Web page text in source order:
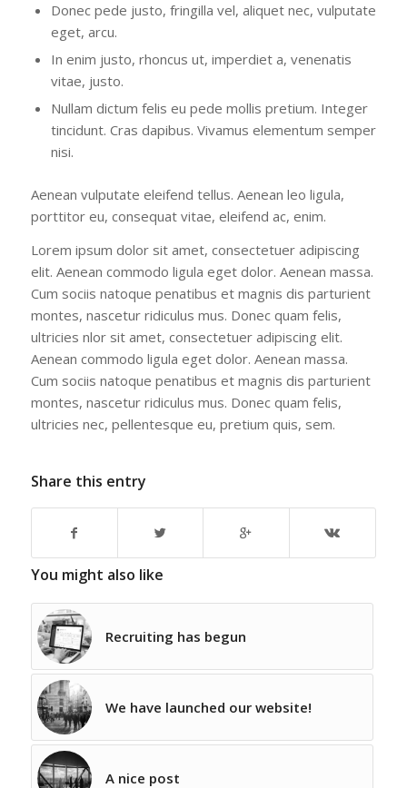
Donec pede justo, fringilla vel, aliquet nec, vulputate
eget, arcu.
In enim justo, rhoncus ut, imperdiet a, venenatis
vitae, justo.
Nullam dictum felis eu pede mollis pretium. Integer
tincidunt. Cras dapibus. Vivamus elementum semper
nisi.
Aenean vulputate eleifend tellus. Aenean leo ligula,
porttitor eu, consequat vitae, eleifend ac, enim.
Lorem ipsum dolor sit amet, consectetuer adipiscing
elit. Aenean commodo ligula eget dolor. Aenean massa.
Cum sociis natoque penatibus et magnis dis parturient
montes, nascetur ridiculus mus. Donec quam felis,
ultricies nlor sit amet, consectetuer adipiscing elit.
Aenean commodo ligula eget dolor. Aenean massa.
Cum sociis natoque penatibus et magnis dis parturient
montes, nascetur ridiculus mus. Donec quam felis,
ultricies nec, pellentesque eu, pretium quis, sem.
Share this entry
You might also like
Recruiting has begun
We have launched our website!
A nice post